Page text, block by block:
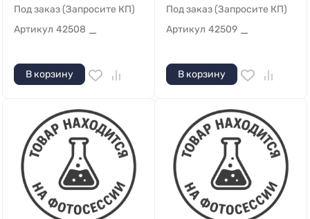
Под заказ (Запросите КП)
Артикул 42508 —
В корзину
Под заказ (Запросите КП)
Артикул 42509 —
В корзину